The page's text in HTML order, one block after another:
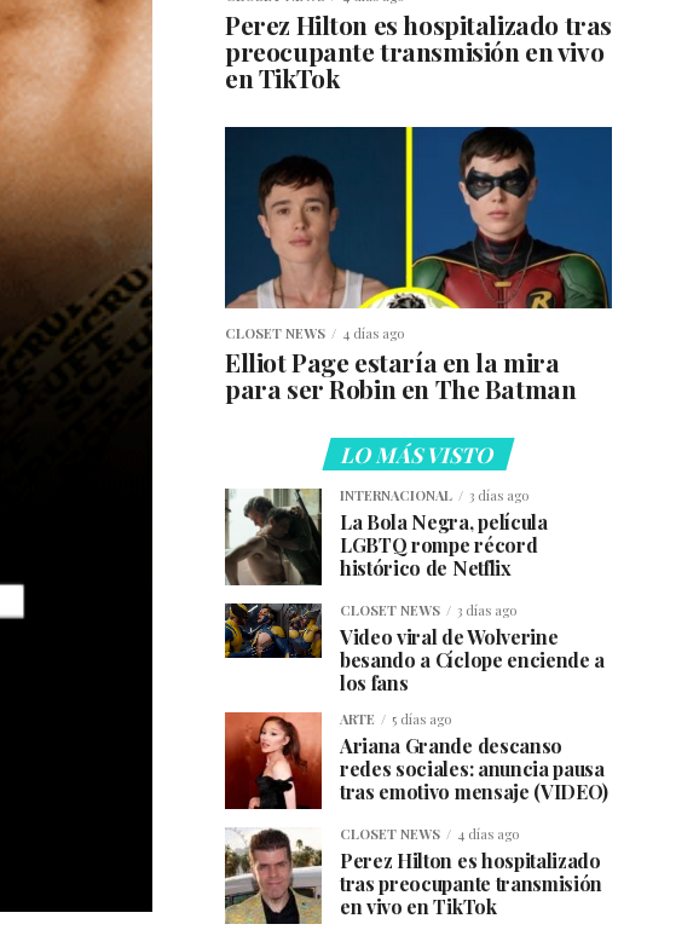
Perez Hilton es hospitalizado tras
preocupante transmisión en vivo
en TikTok
CLOSET NEWS 4 días ago
Elliot Page estaría en la mira
para ser Robin en The Batman
LO MÁS VISTO
INTERNACIONAL 3 días ago
La Bola Negra, película
LGBTQ rompe récord
histórico de Netflix
CLOSET NEWS 3 días ago
Video viral de Wolverine
besando a Cíclope enciende a
los fans
ARTE 5 días ago
Ariana Grande descanso
redes sociales: anuncia pausa
tras emotivo mensaje (VIDEO)
CLOSET NEWS 4 días ago
Perez Hilton es hospitalizado
tras preocupante transmisión
en vivo en TikTok